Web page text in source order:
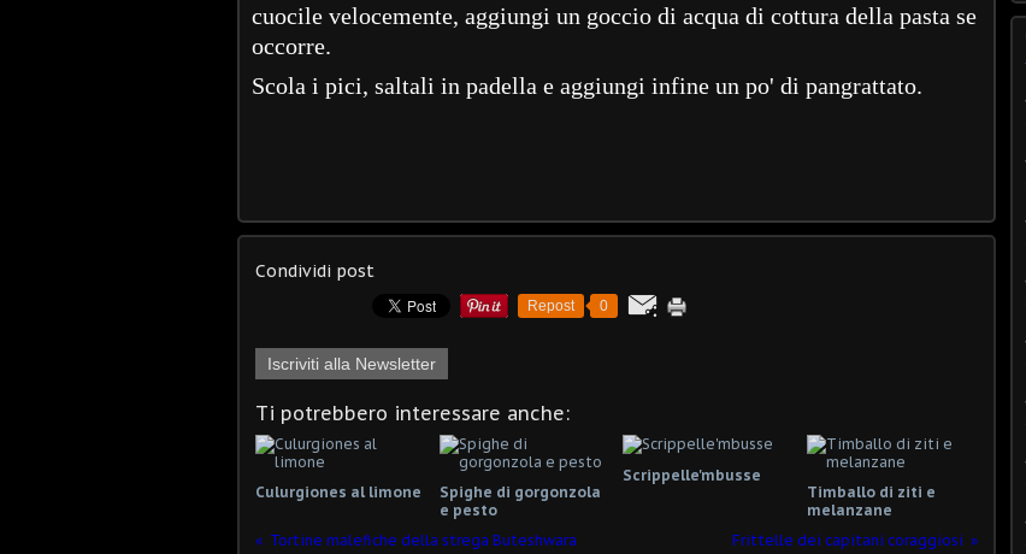
cuocile velocemente, aggiungi un goccio di acqua di cottura della pasta se
occorre.
Scola i pici, saltali in padella e aggiungi infine un po' di pangrattato.
Condividi post
Repost 0
Iscriviti alla Newsletter
Ti potrebbero interessare anche:
Culurgiones al limone
Spighe di gorgonzola
e pesto
Scrippelle'mbusse
Timballo di ziti e
melanzane
Tortine malefiche della strega Buteshwara
Frittelle dei capitani coraggiosi